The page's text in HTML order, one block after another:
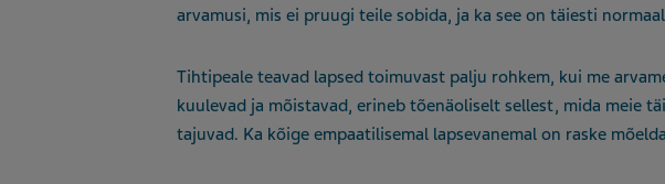
arvamusi, mis ei pruugi teile sobida, ja ka see on täiesti
Tihtipeale teavad lapsed toimuvast palju rohkem, kui me
kuulevad ja mõistavad, erineb tõenäoliselt sellest, mida meie
tajuvad. Ka kõige empaatilisemal lapsevanemal on raske